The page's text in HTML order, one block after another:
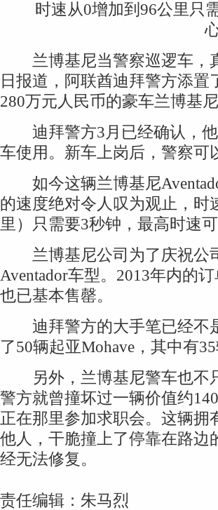
时速从0增加到96公里只需
兰博基尼当警察巡逻车，
日报道，阿联酋迪拜警方添
280万元人民币的豪车兰博基尼
迪拜警方3月已经确认，他
车使用。新车上岗后，警察可
如今这辆兰博基尼
的速度绝对令人叹为观止，时
里）只需要3秒钟，最高时速可
兰博基尼公司为了庆祝公
Aventador车型。2013年内的
也已基本售罄。
迪拜警方的大手笔已经不
了50辆起亚Mohave，其中有35
另外，兰博基尼警车也不
警方就曾撞坏过一辆价值约
正在那里参加求职会。这辆拥
他人，干脆撞上了停靠在路边
经无法修复。
责任编辑：朱马烈